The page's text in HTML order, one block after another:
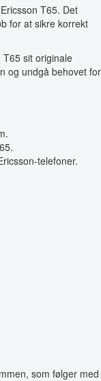
T65. Det
for at sikre korrekt
sit originale
og undgå behovet for
telefoner.
som følger med